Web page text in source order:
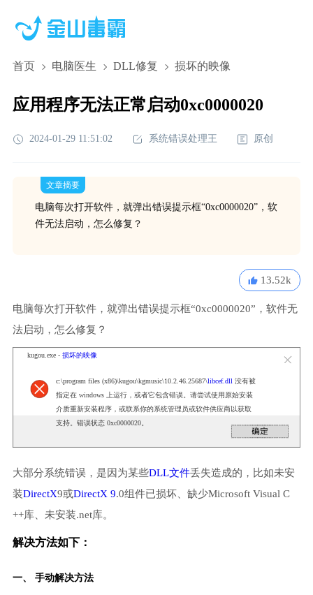
首页 电脑医生 DLL修复 损坏的映像
应用程序无法正常启动0xc0000020
2024-01-29 11:51:02 系统错误处理王 原创
文章摘要
电脑每次打开软件，就弹出错误提示框“0xc0000020”，软
件无法启动，怎么修复？
13.52k
电脑每次打开软件，就弹出错误提示框“0xc0000020”，软件无
法启动，怎么修复？
kugou.exe - 损坏的映像
c:\program files (x86)\kugou\kgmusic\10.2.46.25687\libcef.dll 没有被
指定在 windows 上运行，或者它包含错误。请尝试使用原始安装
介质重新安装程序，或联系你的系统管理员或软件供应商以获取
支持。错误状态 0xc0000020。
大部分系统错误，是因为某些DLL文件丢失造成的，比如未安
装DirectX9或DirectX 9.0组件已损坏、缺少Microsoft Visual C
++库、未安装.net库。
解决方法如下：
一、 手动解决方法